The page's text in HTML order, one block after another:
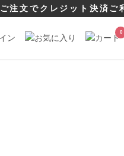
文でクレジット決済ご